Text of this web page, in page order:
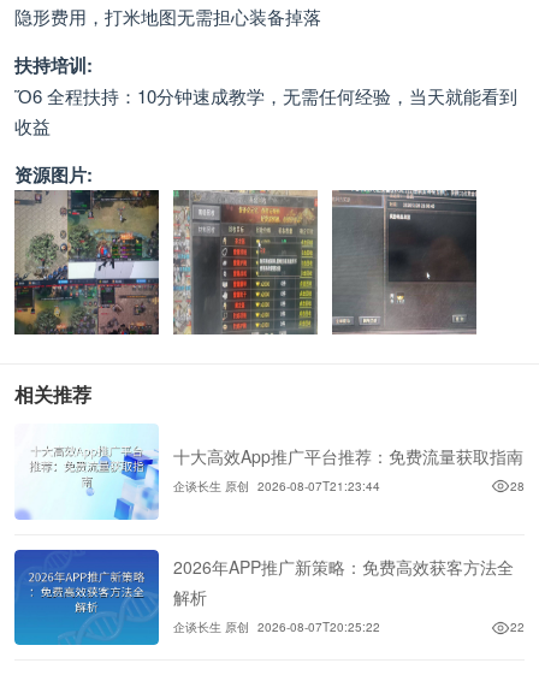
隐形费用，打米地图无需担心装备掉落
扶持培训:
Ὅ6 全程扶持：10分钟速成教学，无需任何经验，当天就能看到
收益
资源图片:
相关推荐
十大高效App推广平台推荐：免费流量获取指南
企谈长生 原创 2026-08-07T21:23:44 28
2026年APP推广新策略：免费高效获客方法全
解析
企谈长生 原创 2026-08-07T20:25:22 22